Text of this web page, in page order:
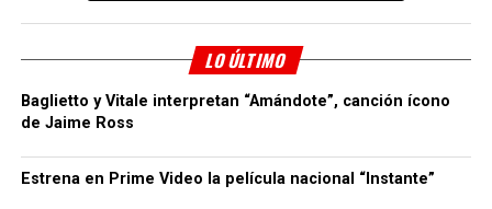
LO ÚLTIMO
Baglietto y Vitale interpretan “Amándote”, canción ícono
de Jaime Ross
Estrena en Prime Video la película nacional “Instante”